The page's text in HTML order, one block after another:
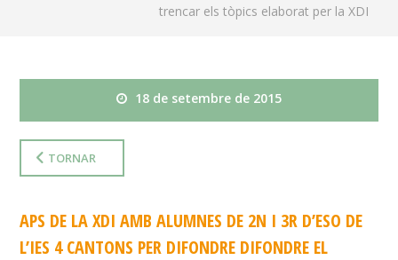
trencar els tòpics elaborat per la XDI
18 de setembre de 2015
TORNAR
APS DE LA XDI AMB ALUMNES DE 2N I 3R D’ESO DE
L’IES 4 CANTONS PER DIFONDRE DIFONDRE EL